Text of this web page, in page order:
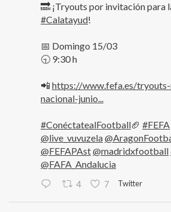
🔜 ¡Tryouts por invitación para
#Calatayud!
📅 Domingo 15/03
🕤 9:30 h
📲 https://www.fefa.es/
nacional-junio...
#ConéctatealFootball🏈 #FEFA
@live_vuvuzela
@FEFAPAst@madridxfootball
@FAFA_Andalucia
4 7 Twitter